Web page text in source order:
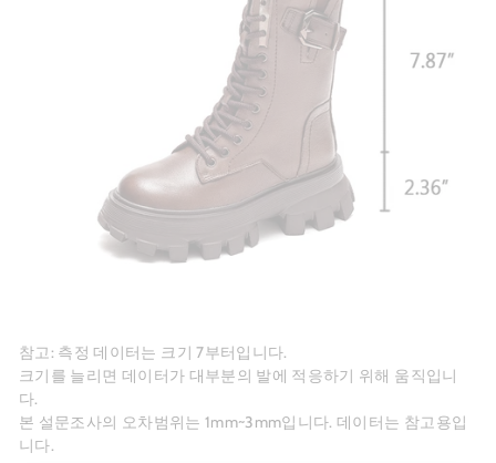
참고: 측정 데이터는 크기 7부터입니다.
크기를 늘리면 데이터가 대부분의 발에 적응하기 위해 움직입니
다.
본 설문조사의 오차범위는 1mm~3mm입니다. 데이터는 참고용입
니다.